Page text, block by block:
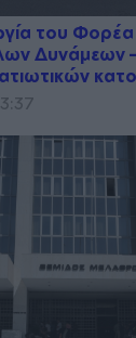
του
Δυνάμεων